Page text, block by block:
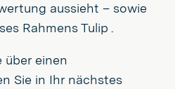
aussieht – sowie
Rahmens Tulip .
über einen
Sie in Ihr nächstes